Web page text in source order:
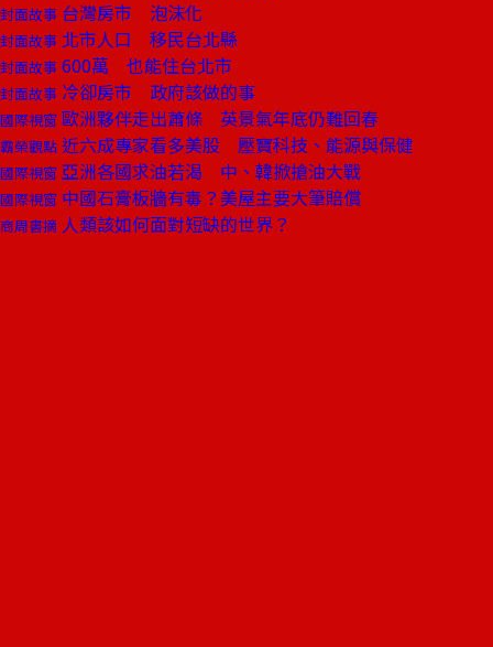
封面故事 台灣房市 泡沫化
封面故事 北市人口 移民台北縣
封面故事 600萬 也能住台北市
封面故事 冷卻房市 政府該做的事
國際視窗 歐洲夥伴走出蕭條 英景氣年底仍難回春
霸榮觀點 近六成專家看多美股 壓寶科技、能源與保健
國際視窗 亞洲各國求油若渴 中、韓掀搶油大戰
國際視窗 中國石膏板牆有毒？美屋主要大筆賠償
商周書摘 人類該如何面對短缺的世界？